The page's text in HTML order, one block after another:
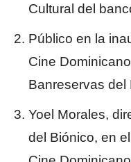
Cultural del
Público en la
Cine
Banreservas del
Yoel Morales,
del Biónico, en